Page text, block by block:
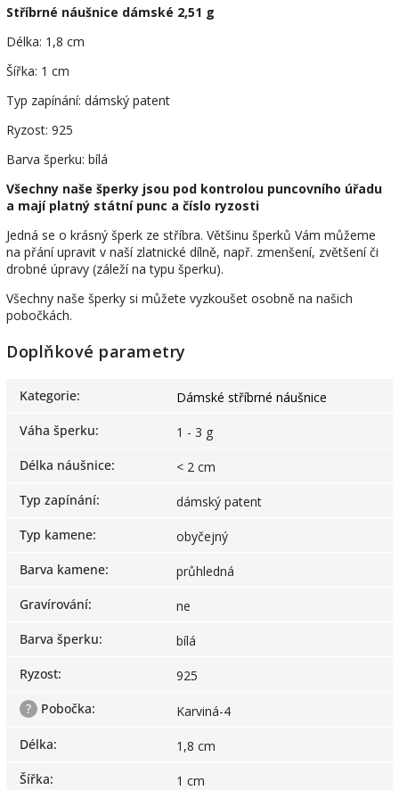
Stříbrné náušnice dámské 2,51 g
Délka: 1,8 cm
Šířka: 1 cm
Typ zapínání: dámský patent
Ryzost: 925
Barva šperku: bílá
Všechny naše šperky jsou pod kontrolou puncovního úřadu
a mají platný státní punc a číslo ryzosti
Jedná se o krásný šperk ze stříbra. Většinu šperků Vám můžeme
na přání upravit v naší zlatnické dílně, např. zmenšení, zvětšení či
drobné úpravy (záleží na typu šperku).
Všechny naše šperky si můžete vyzkoušet osobně na našich
pobočkách.
Doplňkové parametry
Kategorie:
Dámské stříbrné náušnice
Váha šperku:
1 - 3 g
Délka náušnice:
< 2 cm
Typ zapínání:
dámský patent
Typ kamene:
obyčejný
Barva kamene:
průhledná
Gravírování:
ne
Barva šperku:
bílá
Ryzost:
925
?
Pobočka:
Karviná-4
Délka:
1,8 cm
Šířka:
1 cm